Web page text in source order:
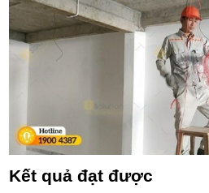
Kết quả đạt được